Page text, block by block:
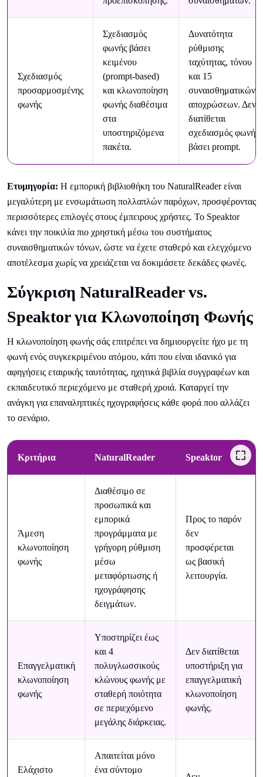
Σχεδιασμός
προσαρμοσμένης
φωνής
Σχεδιασμός
φωνής βάσει
κειμένου
(prompt-based)
και κλωνοποίηση
φωνής διαθέσιμα
στα
υποστηριζόμενα
πακέτα.
Δυνατότητα
ρύθμισης
ταχύτητας, τόνου
και 15
συναισθηματικών
αποχρώσεων. Δεν
διατίθεται
σχεδιασμός φωνής
βάσει prompt.
Ετυμηγορία: Η εμπορική βιβλιοθήκη του NaturalReader είναι
μεγαλύτερη με ενσωμάτωση πολλαπλών παρόχων, προσφέροντας
περισσότερες επιλογές στους έμπειρους χρήστες. Το Speaktor
κάνει την ποικιλία πιο χρηστική μέσω του συστήματος
συναισθηματικών τόνων, ώστε να έχετε σταθερό και ελεγχόμενο
αποτέλεσμα χωρίς να χρειάζεται να δοκιμάσετε δεκάδες φωνές.
Σύγκριση NaturalReader vs.
Speaktor για Κλωνοποίηση Φωνής
Η κλωνοποίηση φωνής σάς επιτρέπει να δημιουργείτε ήχο με τη
φωνή ενός συγκεκριμένου ατόμου, κάτι που είναι ιδανικό για
αφηγήσεις εταιρικής ταυτότητας, ηχητικά βιβλία συγγραφέων και
εκπαιδευτικό περιεχόμενο με σταθερή χροιά. Καταργεί την
ανάγκη για επαναληπτικές ηχογραφήσεις κάθε φορά που αλλάζει
το σενάριο.
Κριτήρια NaturalReader Speaktor
Άμεση
κλωνοποίηση
φωνής
Διαθέσιμο σε
προσωπικά και
εμπορικά
προγράμματα με
γρήγορη ρύθμιση
μέσω
μεταφόρτωσης ή
ηχογράφησης
δειγμάτων.
Προς το παρόν
δεν
προσφέρεται
ως βασική
λειτουργία.
Επαγγελματική
κλωνοποίηση
φωνής
Υποστηρίζει έως
και 4
πολυγλωσσικούς
κλώνους φωνής με
σταθερή ποιότητα
σε περιεχόμενο
μεγάλης διάρκειας.
Δεν διατίθεται
υποστήριξη για
επαγγελματική
κλωνοποίηση
φωνής.
Ελάχιστο
Απαιτείται μόνο
ένα σύντομο